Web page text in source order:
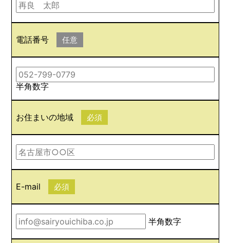
電話番号 任意
半角数字
お住まいの地域 必須
E-mail 必須
半角数字